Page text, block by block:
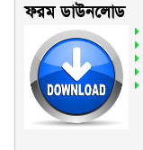
ফরম ডাউনলোড